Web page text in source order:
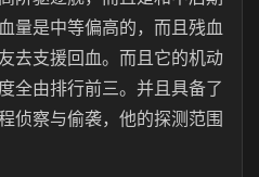
量是中等偏高的，而且残血
去支援回血。而且它的机动
全由排行前三。并且具备了
侦察与偷袭，他的探测范围